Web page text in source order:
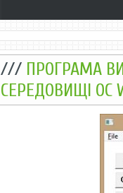
/// ПРОГРАМА
СЕРЕДОВИЩІ ОС